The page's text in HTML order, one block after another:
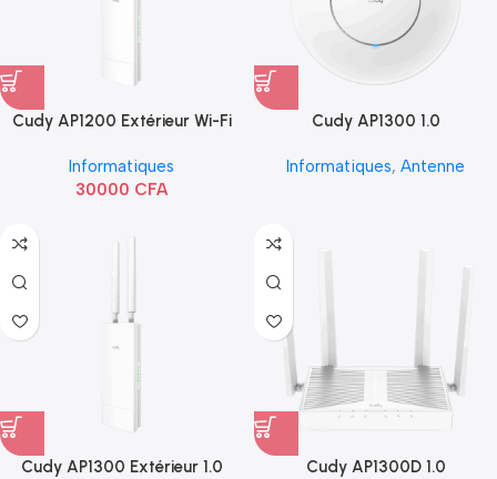
Cudy AP1200 Extérieur Wi-Fi
Informatiques
30000 CFA
Cudy AP1300 1.0
Informatiques, Antenne
Cudy AP1300 Extérieur 1.0 Cudy AP1300D 1.0